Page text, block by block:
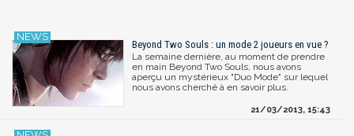
Beyond Two Souls : un mode 2 joueurs en vue ?
La semaine dernière, au moment de prendre
en main Beyond Two Souls, nous avons
aperçu un mystérieux "Duo Mode" sur lequel
nous avons cherché à en savoir plus.
21/03/2013, 15:43